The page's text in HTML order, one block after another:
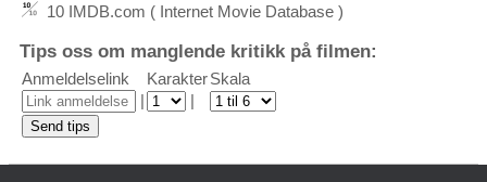
10 IMDB.com ( Internet Movie Database )
Tips oss om manglende kritikk på filmen:
Anmeldelselink KarakterSkala
|
|